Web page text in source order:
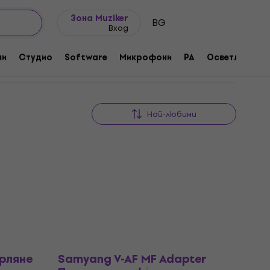
Зона Muziker
Вход BG
Студио Software Микрофони PA Осветление
Най-любими
Samyang V-AF MF Adapter